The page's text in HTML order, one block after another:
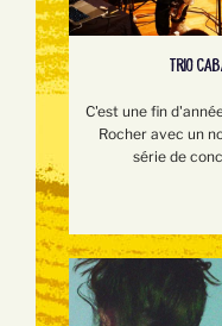
TRIO
C'est une fin
Rocher avec un
série de